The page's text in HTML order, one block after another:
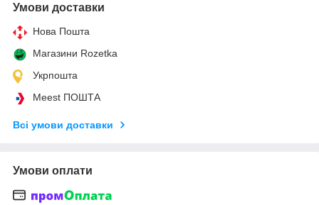
Умови доставки
Нова Пошта
Магазини Rozetka
Укрпошта
Meest ПОШТА
Всі умови доставки
Умови оплати